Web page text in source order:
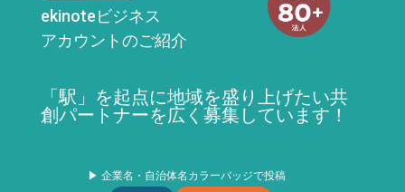
ekinoteビジネス
アカウントのご紹介
「駅」を起点に地域を盛り上げたい共
創パートナーを広く募集しています！
▶ 企業名・自治体名カラーバッジで投稿